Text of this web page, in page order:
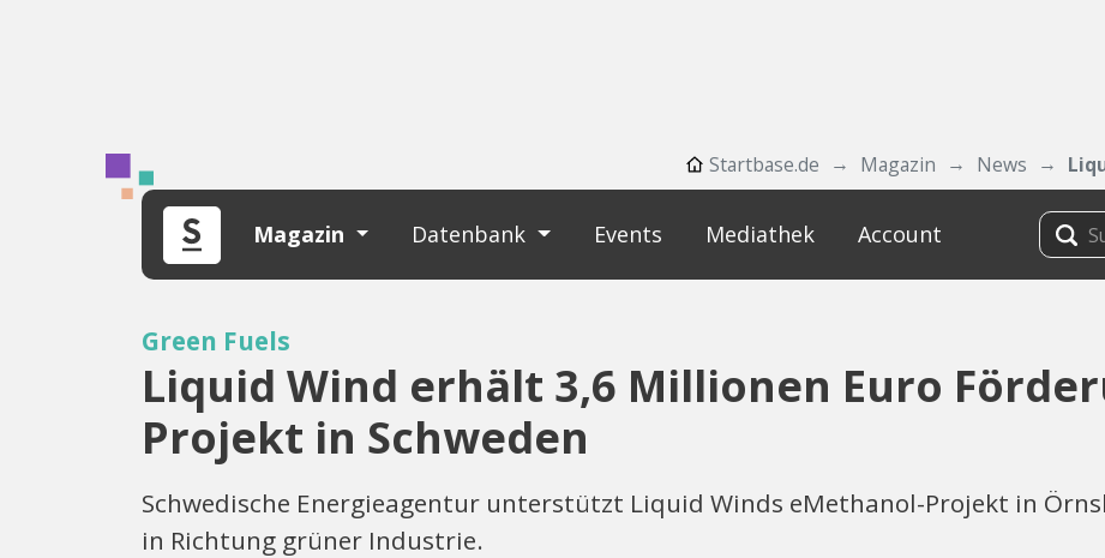
Startbase.de Magazin News
Magazin Datenbank Events Mediathek Account
Green Fuels
Liquid Wind erhält 3,6 Millionen Euro
Projekt in Schweden
Schwedische Energieagentur unterstützt Liquid Winds eMethanol-Projekt in
in Richtung grüner Industrie.